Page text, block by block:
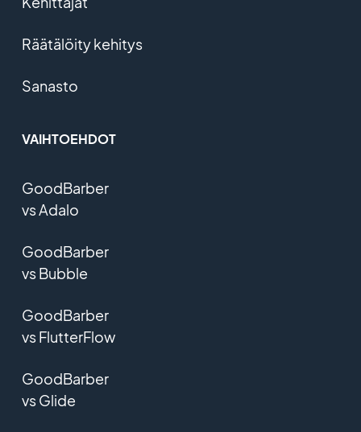
Räätälöity kehitys
Sanasto
VAIHTOEHDOT
GoodBarber
vs Adalo
GoodBarber
vs Bubble
GoodBarber
vs FlutterFlow
GoodBarber
vs Glide